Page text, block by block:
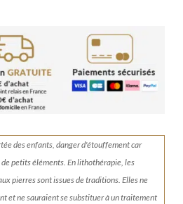
des enfants, danger d'étouffement car
de petits éléments.En lithothérapie, les
pierres sont issues de traditions. Elles ne
et ne sauraient se substituer à un traitement